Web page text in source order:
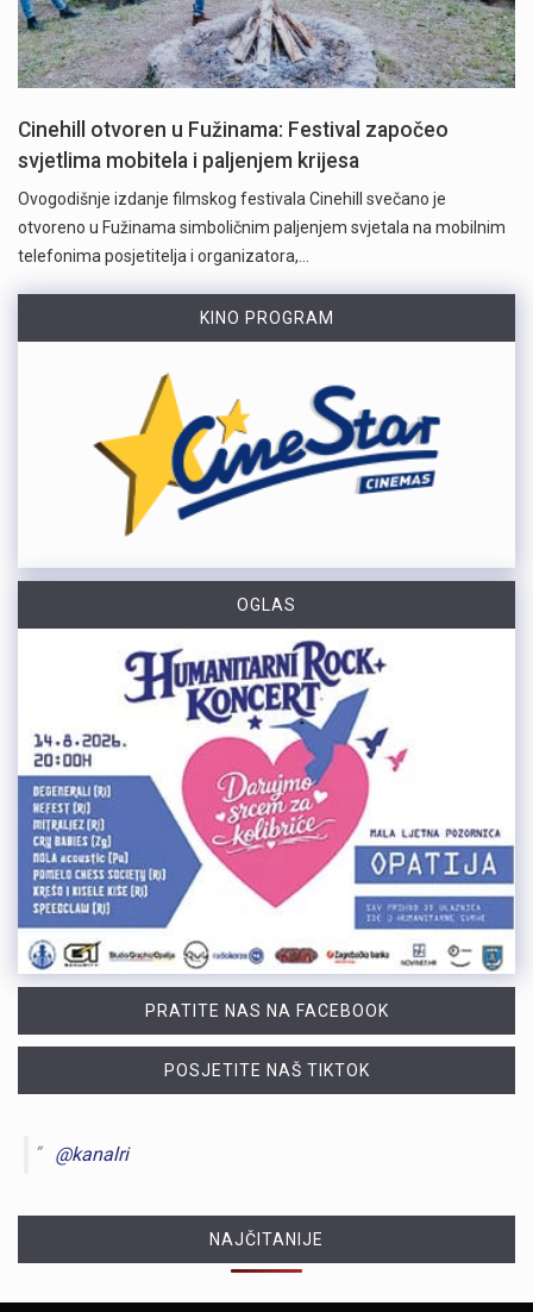
Cinehill otvoren u Fužinama: Festival započeo
svjetlima mobitela i paljenjem krijesa
Ovogodišnje izdanje filmskog festivala Cinehill svečano je
otvoreno u Fužinama simboličnim paljenjem svjetala na mobilnim
telefonima posjetitelja i organizatora,…
KINO PROGRAM
OGLAS
PRATITE NAS NA FACEBOOK
POSJETITE NAŠ TIKTOK
@kanalri
NAJČITANIJE